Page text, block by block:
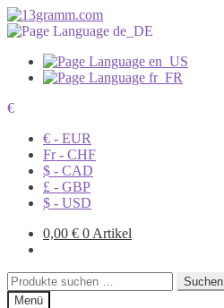
€
€ - EUR
Fr - CHF
$ - CAD
£ - GBP
$ - USD
0,00 € 0 Artikel
Suchen
nach:
Suchen
Menü